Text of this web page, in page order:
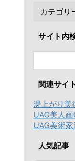
サイト内
関連サイト
湯上がり美
UAG美人
UAG美術
人気記事